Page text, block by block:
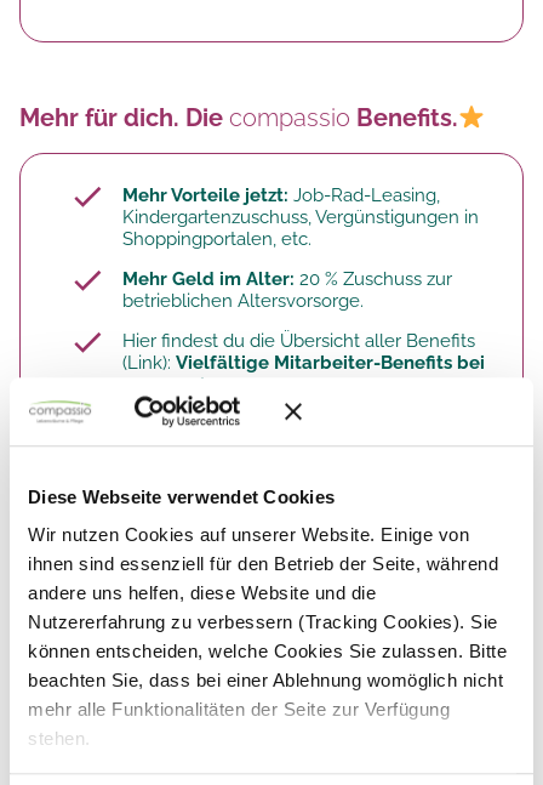
Diese Webseite verwendet Cookies
Wir nutzen Cookies auf unserer Website. Einige von
ihnen sind essenziell für den Betrieb der Seite, während
andere uns helfen, diese Website und die
Nutzererfahrung zu verbessern (Tracking Cookies). Sie
können entscheiden, welche Cookies Sie zulassen. Bitte
beachten Sie, dass bei einer Ablehnung womöglich nicht
mehr alle Funktionalitäten der Seite zur Verfügung
stehen.
Mehr für dich. Die compassio Benefits.
Mehr Vorteile jetzt: Job-Rad-Leasing,
Kindergartenzuschuss, Vergünstigungen in
Shoppingportalen, etc.
Mehr Geld im Alter: 20 % Zuschuss zur
betrieblichen Altersvorsorge.​
Hier findest du die Übersicht aller Benefits
(Link): Vielfältige Mitarbeiter-Benefits bei
compassio
Als Pflegeassistenz hast du viel Bezug zu unseren
Bewohnern.
Du hilfst den Bewohnern: bei der
Körperpflege, beim Wechsel der Position im
Bett, bei der Mobilisation und bei der
Speisenversorgung.